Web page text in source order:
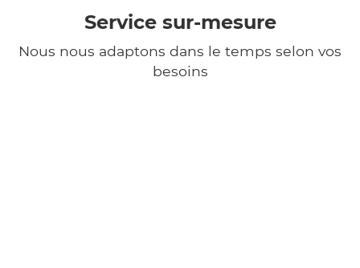
Service sur-mesure
Nous nous adaptons dans le temps selon vos
besoins